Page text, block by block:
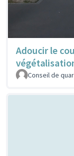
Adoucir le
Conseil de